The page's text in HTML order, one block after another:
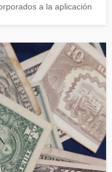
a la aplicación